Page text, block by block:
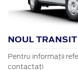
NOUL
Pentru informații
contactați